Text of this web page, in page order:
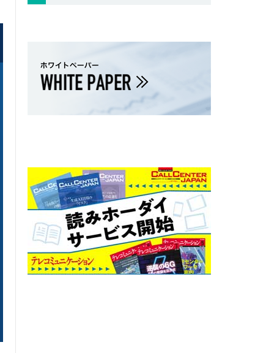
ソリューション特集
6GHz帯Wi-Fiは「低遅延」「多端
末」で Wi-Fi 7への準備も始めてお
ソリューション特集
映像伝送IP化が生
画質化、AI活用、
課題を解決